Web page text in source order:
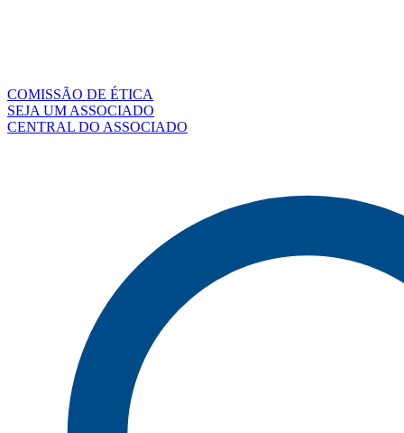
COMISSÃO DE ÉTICA
SEJA UM ASSOCIADO
CENTRAL DO ASSOCIADO